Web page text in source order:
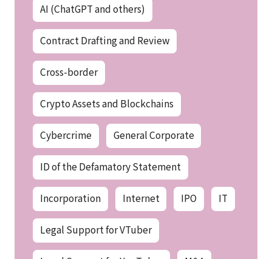
AI (ChatGPT and others)
Contract Drafting and Review
Cross-border
Crypto Assets and Blockchains
Cybercrime General Corporate
ID of the Defamatory Statement
Incorporation Internet IPO IT
Legal Support for VTuber